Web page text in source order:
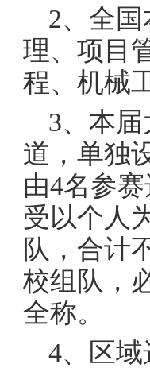
2、全
理、项目
程、机械
3、本
道，单独
由4名参
受以个人
队，合计
校组队，
全称。
4、区